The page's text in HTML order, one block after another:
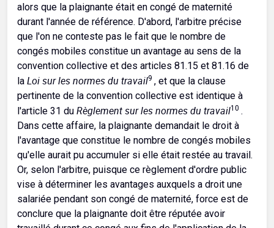
alors que la plaignante était en congé de maternité
durant l'année de référence. D'abord, l'arbitre précise
que l'on ne conteste pas le fait que le nombre de
congés mobiles constitue un avantage au sens de la
convention collective et des articles 81.15 et 81.16 de
la Loi sur les normes du travail9 , et que la clause
pertinente de la convention collective est identique à
l'article 31 du Règlement sur les normes du travail10 .
Dans cette affaire, la plaignante demandait le droit à
l'avantage que constitue le nombre de congés mobiles
qu'elle aurait pu accumuler si elle était restée au travail.
Or, selon l'arbitre, puisque ce règlement d'ordre public
vise à déterminer les avantages auxquels a droit une
salariée pendant son congé de maternité, force est de
conclure que la plaignante doit être réputée avoir